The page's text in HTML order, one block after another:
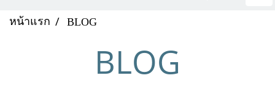
หน้าแรก BLOG
BLOG